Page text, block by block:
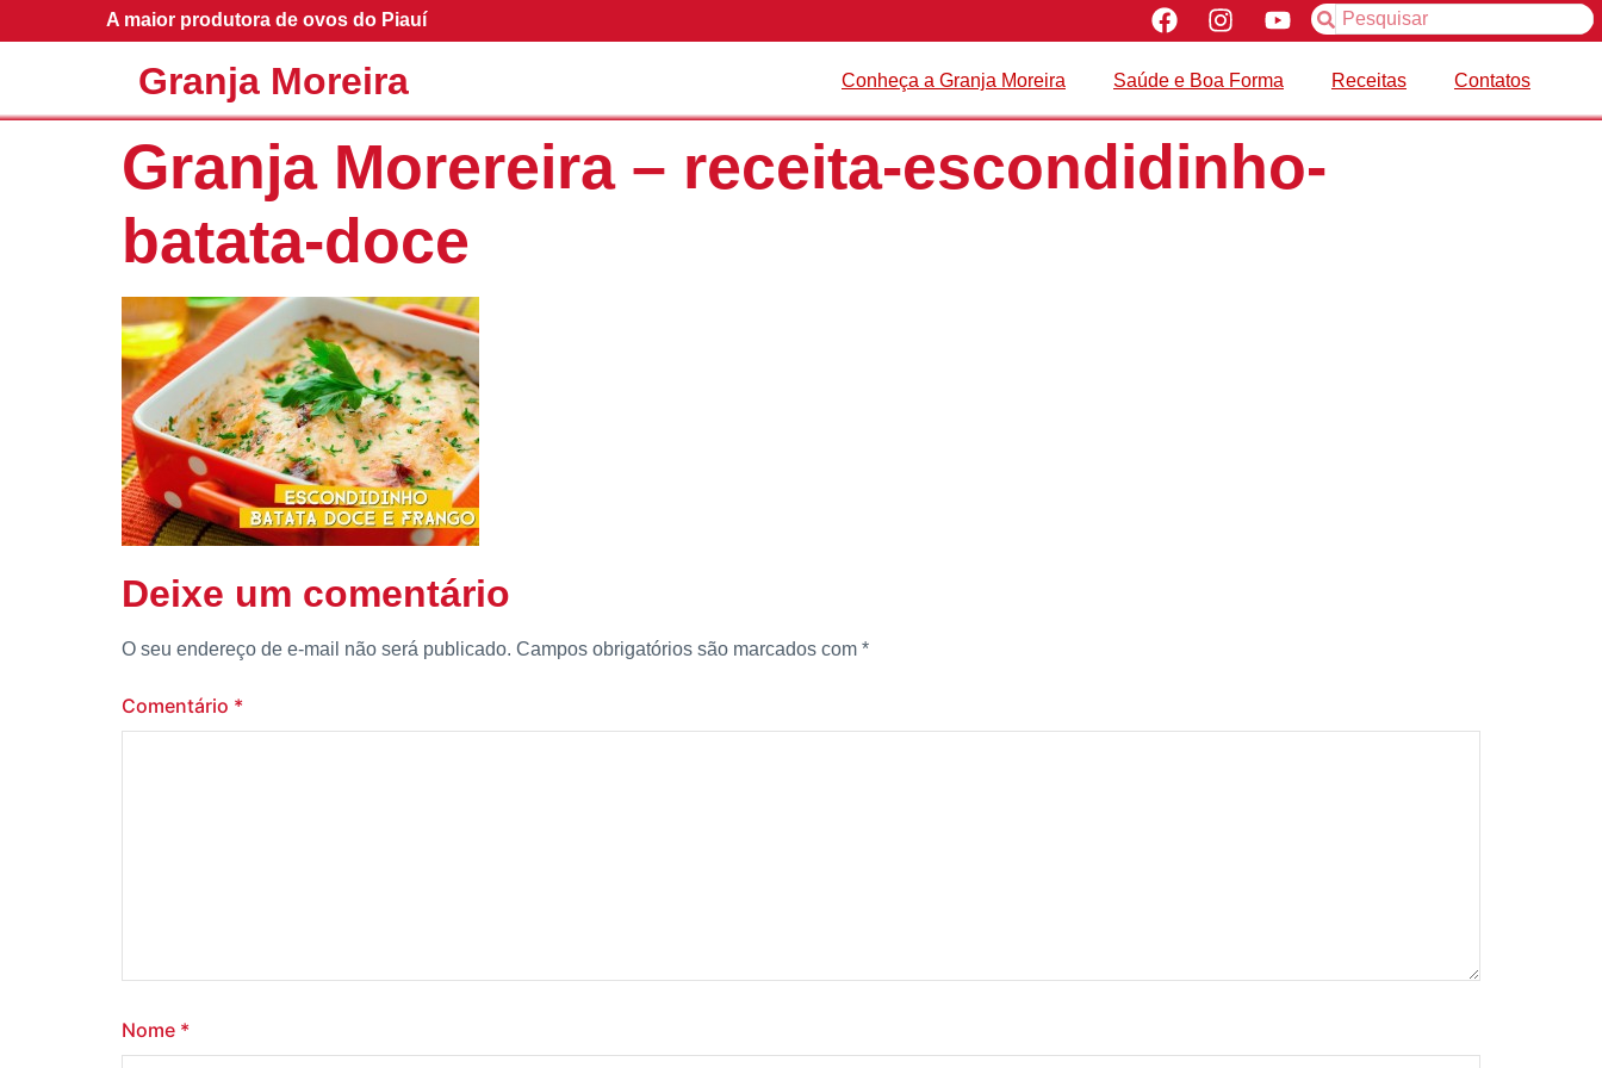
A maior produtora de ovos do Piauí
Granja Moreira Conheça a Granja Moreira Saúde e Boa Forma Receitas Contatos
Granja Morereira – receita-escondidinho-
batata-doce
Deixe um comentário
O seu endereço de e-mail não será publicado. Campos obrigatórios são marcados com *
Comentário *
Nome *